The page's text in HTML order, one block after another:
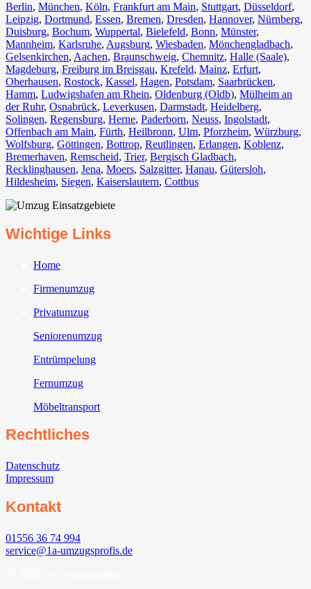
Berlin⁠, München, Köln⁠, Frankfurt am Main, Stuttgart, Düsseldorf,
Leipzig, Dortmund, Essen, Bremen, Dresden, Hannover, Nürnberg,
Duisburg⁠, Bochum, Wuppertal⁠, Bielefeld⁠, Bonn⁠, Münster⁠,
Mannheim, Karlsruhe, Augsburg, Wiesbaden⁠, Mönchengladbach⁠,
Gelsenkirchen⁠, Aachen⁠, Braunschweig, Chemnitz⁠, Halle (Saale)⁠,
Magdeburg, Freiburg im Breisgau⁠, Krefeld⁠, Mainz⁠, Erfurt,
Oberhausen⁠, Rostock⁠, Kassel⁠, Hagen, Potsdam, Saarbrücken⁠,
Hamm, Ludwigshafen am Rhein⁠, Oldenburg (Oldb), Mülheim an
der Ruhr, Osnabrück⁠, Leverkusen, Darmstadt⁠, Heidelberg,
Solingen, Regensburg, Herne⁠, Paderborn, Neuss, Ingolstadt,
Offenbach am Main, Fürth⁠, Heilbronn, Ulm⁠, Pforzheim, Würzburg,
Wolfsburg⁠, Göttingen, Bottrop, Reutlingen, Erlangen⁠, Koblenz,
Bremerhaven⁠, Remscheid, Trier⁠, Bergisch Gladbach,
Recklinghausen, Jena⁠, Moers⁠, Salzgitter⁠, Hanau, Gütersloh,
Hildesheim⁠, Siegen⁠, Kaiserslautern⁠, Cottbus⁠
Wichtige Links
Home
Firmenumzug
Privatumzug
Seniorenumzug
Entrümpelung
Fernumzug
Möbeltransport
Rechtliches
Datenschutz
Impressum
Kontakt
01556 36 74 994
service@1a-umzugsprofis.de